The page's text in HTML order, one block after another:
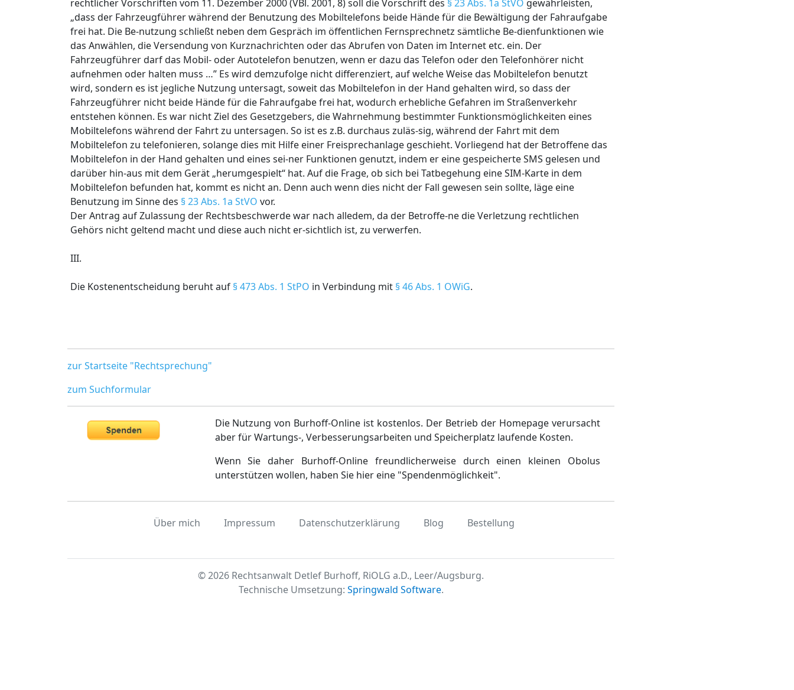
rechtlicher Vorschriften vom 11. Dezember 2000 (VBl. 2001, 8) soll die Vorschrift des § 23 Abs. 1a StVO gewährleisten,
„dass der Fahrzeugführer während der Benutzung des Mobiltelefons beide Hände für die Bewältigung der Fahraufgabe
frei hat. Die Be-nutzung schließt neben dem Gespräch im öffentlichen Fernsprechnetz sämtliche Be-dienfunktionen wie
das Anwählen, die Versendung von Kurznachrichten oder das Abrufen von Daten im Internet etc. ein. Der
Fahrzeugführer darf das Mobil- oder Autotelefon benutzen, wenn er dazu das Telefon oder den Telefonhörer nicht
aufnehmen oder halten muss …” Es wird demzufolge nicht differenziert, auf welche Weise das Mobiltelefon benutzt
wird, sondern es ist jegliche Nutzung untersagt, soweit das Mobiltelefon in der Hand gehalten wird, so dass der
Fahrzeugführer nicht beide Hände für die Fahraufgabe frei hat, wodurch erhebliche Gefahren im Straßenverkehr
entstehen können. Es war nicht Ziel des Gesetzgebers, die Wahrnehmung bestimmter Funktionsmöglichkeiten eines
Mobiltelefons während der Fahrt zu untersagen. So ist es z.B. durchaus zuläs-sig, während der Fahrt mit dem
Mobiltelefon zu telefonieren, solange dies mit Hilfe einer Freisprechanlage geschieht. Vorliegend hat der Betroffene das
Mobiltelefon in der Hand gehalten und eines sei-ner Funktionen genutzt, indem er eine gespeicherte SMS gelesen und
darüber hin-aus mit dem Gerät „herumgespielt“ hat. Auf die Frage, ob sich bei Tatbegehung eine SIM-Karte in dem
Mobiltelefon befunden hat, kommt es nicht an. Denn auch wenn dies nicht der Fall gewesen sein sollte, läge eine
Benutzung im Sinne des § 23 Abs. 1a StVO vor.
Der Antrag auf Zulassung der Rechtsbeschwerde war nach alledem, da der Betroffe-ne die Verletzung rechtlichen
Gehörs nicht geltend macht und diese auch nicht er-sichtlich ist, zu verwerfen.
III.
Die Kostenentscheidung beruht auf § 473 Abs. 1 StPO in Verbindung mit § 46 Abs. 1 OWiG.
zur Startseite "Rechtsprechung"
zum Suchformular
Die Nutzung von Burhoff-Online ist kostenlos. Der Betrieb der Homepage verursacht
aber für Wartungs-, Verbesserungsarbeiten und Speicherplatz laufende Kosten.
Wenn Sie daher Burhoff-Online freundlicherweise durch einen kleinen Obolus
unterstützen wollen, haben Sie hier eine "Spendenmöglichkeit".
Über mich Impressum Datenschutzerklärung Blog Bestellung
© 2026 Rechtsanwalt Detlef Burhoff, RiOLG a.D., Leer/Augsburg.
Technische Umsetzung: Springwald Software.